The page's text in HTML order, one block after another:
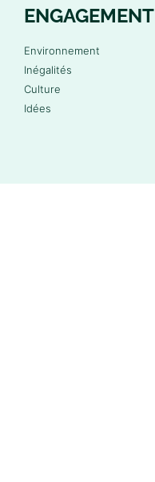
ENGAGEMENT
Environnement
Inégalités
Culture
Idées